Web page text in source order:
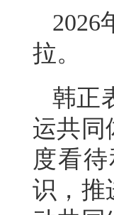
2026
拉。
韩正
运共同
度看
识，推